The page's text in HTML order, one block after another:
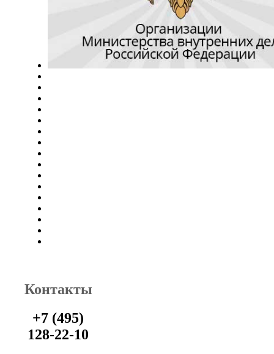
Контакты
+7 (495)
128-22-10